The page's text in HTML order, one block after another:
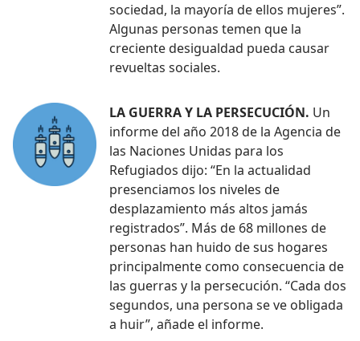
sociedad, la mayoría de ellos mujeres”.
Algunas personas temen que la
creciente desigualdad pueda causar
revueltas sociales.
LA GUERRA Y LA PERSECUCIÓN. Un
informe del año 2018 de la Agencia de
las Naciones Unidas para los
Refugiados dijo: “En la actualidad
presenciamos los niveles de
desplazamiento más altos jamás
registrados”. Más de 68 millones de
personas han huido de sus hogares
principalmente como consecuencia de
las guerras y la persecución. “Cada dos
segundos, una persona se ve obligada
a huir”, añade el informe.